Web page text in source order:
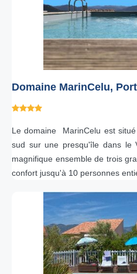
Domaine MarinCelu,
Le domaine MarinCelu est
sud sur une presqu'île dans le
magnifique ensemble de trois
confort jusqu'à 10 personnes